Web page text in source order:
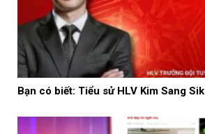
Bạn có biết: Tiểu sử HLV Kim Sang Sik